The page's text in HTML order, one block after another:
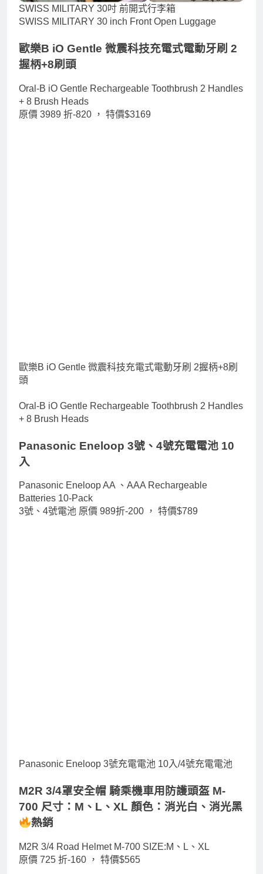
SWISS MILITARY 30吋 前開式行李箱
SWISS MILITARY 30 inch Front Open Luggage
歐樂B iO Gentle 微震科技充電式電動牙刷 2
握柄+8刷頭
Oral-B iO Gentle Rechargeable Toothbrush 2 Handles
+ 8 Brush Heads
原價 3989 折-820 ， 特價$3169
歐樂B iO Gentle 微震科技充電式電動牙刷 2握柄+8刷
頭
Oral-B iO Gentle Rechargeable Toothbrush 2 Handles
+ 8 Brush Heads
Panasonic Eneloop 3號、4號充電電池 10
入
Panasonic Eneloop AA 、AAA Rechargeable
Batteries 10-Pack
3號、4號電池 原價 989折-200 ， 特價$789
Panasonic Eneloop 3號充電電池 10入/4號充電電池
M2R 3/4罩安全帽 騎乘機車用防護頭盔 M-
700 尺寸：M、L、XL 顏色：消光白、消光黑
熱銷
M2R 3/4 Road Helmet M-700 SIZE:M、L、XL
原價 725 折-160 ， 特價$565